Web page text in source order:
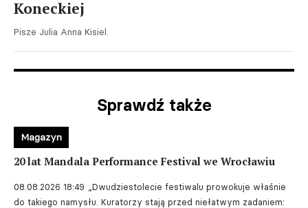
Koneckiej
Pisze Julia Anna Kisiel.
Sprawdź także
20 lat Mandala Performance Festival we Wrocławiu
08.08.2026 18:49 „Dwudziestolecie festiwalu prowokuje właśnie
do takiego namysłu. Kuratorzy stają przed niełatwym zadaniem:
Magazyn